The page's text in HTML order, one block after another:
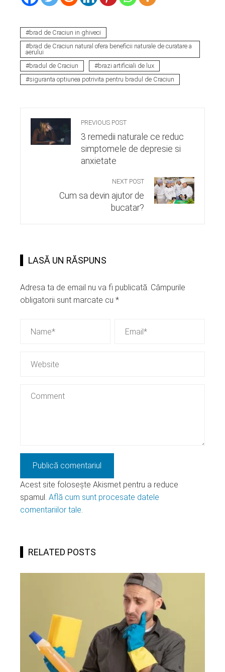
brad de Craciun in ghiveci
brad de Craciun natural ofera beneficii naturale de curatare a
aerului
bradul de Craciun
brazi artificiali de lux
siguranta optiunea potrivita pentru bradul de Craciun
PREVIOUS POST
3 remedii naturale ce reduc
simptomele de depresie si
anxietate
NEXT POST
Cum sa devin ajutor de
bucatar?
LASĂ UN RĂSPUNS
Adresa ta de email nu va fi publicată. Câmpurile
obligatorii sunt marcate cu *
Acest site folosește Akismet pentru a reduce
spamul. Află cum sunt procesate datele
comentariilor tale.
RELATED POSTS